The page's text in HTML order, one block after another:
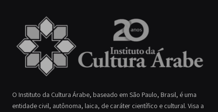
O Instituto da Cultura Árabe, baseado em São Paulo, Brasil, é uma
entidade civil, autônoma, laica, de caráter científico e cultural. Visa a